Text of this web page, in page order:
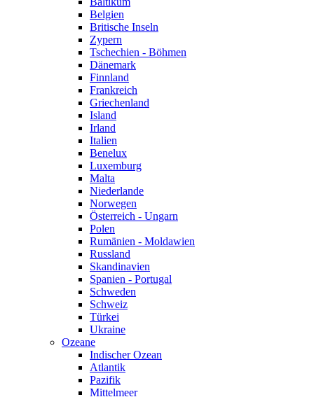
Belgien
Britische Inseln
Zypern
Tschechien - Böhmen
Dänemark
Finnland
Frankreich
Griechenland
Island
Irland
Italien
Benelux
Luxemburg
Malta
Niederlande
Norwegen
Österreich - Ungarn
Polen
Rumänien - Moldawien
Russland
Skandinavien
Spanien - Portugal
Schweden
Schweiz
Türkei
Ukraine
Ozeane
Indischer Ozean
Atlantik
Pazifik
Mittelmeer